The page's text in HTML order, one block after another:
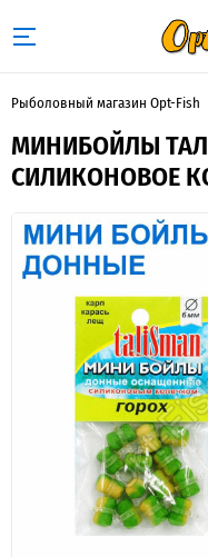
Рыболовный магазин Opt-Fish
МИНИБОЙЛЫ
СИЛИКОНОВОЕ